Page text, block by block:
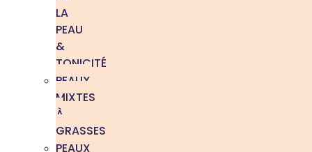
LA
PEAU
&
TONICITÉ
PEAUX
MIXTES
À
GRASSES
PEAUX